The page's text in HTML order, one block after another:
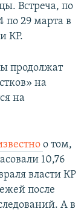
Встреча, по
29 марта в
КР.
продолжат
на
на
о том,
10,76
власти КР
после
А в